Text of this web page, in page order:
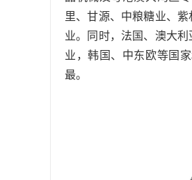
里、甘源、中粮糖业、
业。同时，法国、澳大
业，韩国、中东欧等国
最。